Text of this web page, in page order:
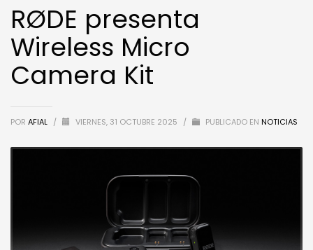
RØDE presenta
Wireless Micro
Camera Kit
POR AFIAL / VIERNES, 31 OCTUBRE 2025 / PUBLICADO EN NOTICIAS